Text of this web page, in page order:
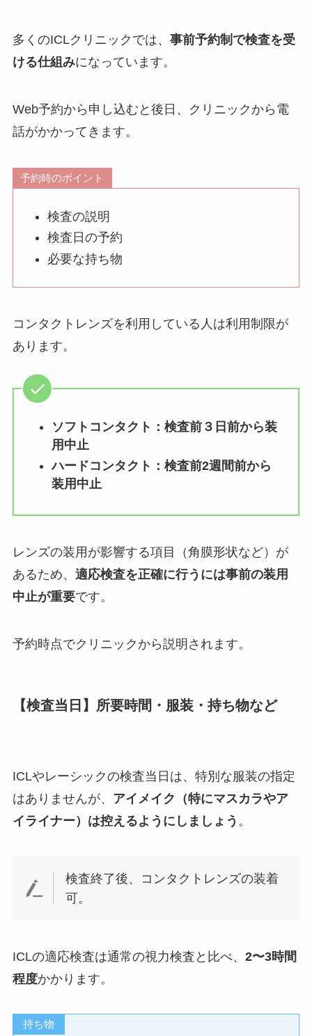
多くのICLクリニックでは、 事前予約制で検査を受
ける仕組みになっています。
Web予約から申し込むと後日、クリニックから電
話がかかってきます。
予約時のポイント
検査の説明
検査日の予約
必要な持ち物
コンタクトレンズを利用している人は利用制限が
あります。
ソフトコンタクト：検査前３日前から装
用中止
ハードコンタクト：検査前2週間前から
装用中止
レンズの装用が影響する項目（角膜形状など）が
あるため、 適応検査を正確に行うには事前の装用
中止が重要です。
予約時点でクリニックから説明されます。
【検査当日】所要時間・服装・持ち物など
ICLやレーシックの検査当日は、特別な服装の指定
はありませんが、 アイメイク（特にマスカラやア
イライナー）は控えるようにしましょう 。
検査終了後、コンタクトレンズの装着
可。
ICLの適応検査は通常の視力検査と比べ、 2〜3時間
程度かかります。
持ち物